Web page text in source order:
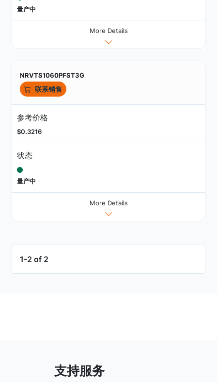
量产中
More Details
NRVTS1060PFST3G
联系销售
参考价格
$0.3216
状态
量产中
More Details
1-2 of 2
支持服务